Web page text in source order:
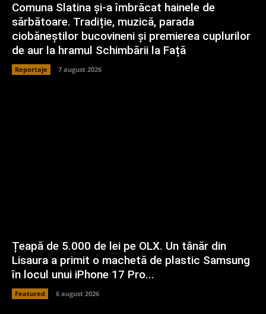
Comuna Slatina și-a îmbrăcat hainele de
sărbătoare. Tradiție, muzică, parada
ciobăneștilor bucovineni și premierea cuplurilor
de aur la hramul Schimbării la Față
Reportaje 7 august 2026
Țeapă de 5.000 de lei pe OLX. Un tânăr din
Lisaura a primit o machetă de plastic Samsung
în locul unui iPhone 17 Pro...
Featured 6 august 2026